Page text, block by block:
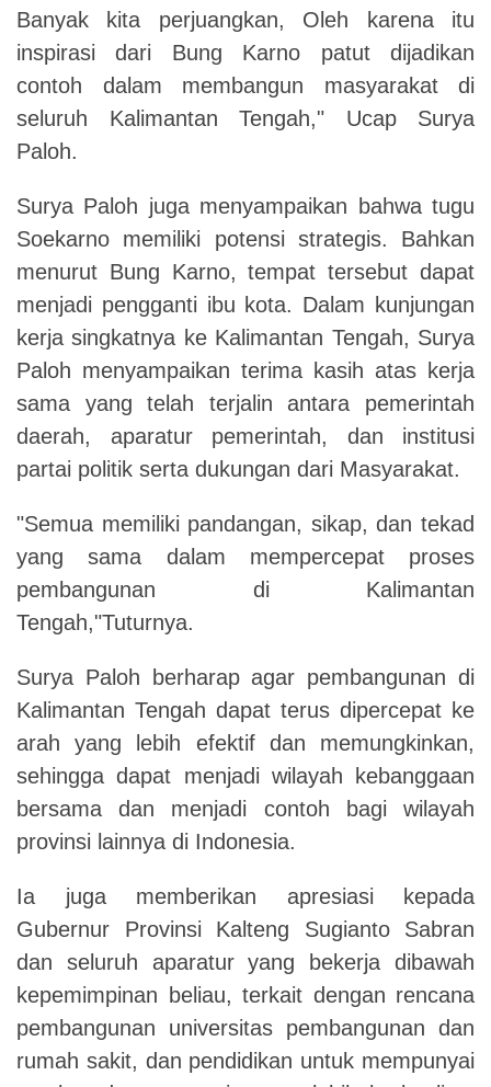
Banyak kita perjuangkan, Oleh karena itu
inspirasi dari Bung Karno patut dijadikan
contoh dalam membangun masyarakat di
seluruh Kalimantan Tengah," Ucap Surya
Paloh.
Surya Paloh juga menyampaikan bahwa tugu
Soekarno memiliki potensi strategis. Bahkan
menurut Bung Karno, tempat tersebut dapat
menjadi pengganti ibu kota. Dalam kunjungan
kerja singkatnya ke Kalimantan Tengah, Surya
Paloh menyampaikan terima kasih atas kerja
sama yang telah terjalin antara pemerintah
daerah, aparatur pemerintah, dan institusi
partai politik serta dukungan dari Masyarakat.
"Semua memiliki pandangan, sikap, dan tekad
yang sama dalam mempercepat proses
pembangunan di Kalimantan
Tengah,"Tuturnya.
Surya Paloh berharap agar pembangunan di
Kalimantan Tengah dapat terus dipercepat ke
arah yang lebih efektif dan memungkinkan,
sehingga dapat menjadi wilayah kebanggaan
bersama dan menjadi contoh bagi wilayah
provinsi lainnya di Indonesia.
Ia juga memberikan apresiasi kepada
Gubernur Provinsi Kalteng Sugianto Sabran
dan seluruh aparatur yang bekerja dibawah
kepemimpinan beliau, terkait dengan rencana
pembangunan universitas pembangunan dan
rumah sakit, dan pendidikan untuk mempunyai